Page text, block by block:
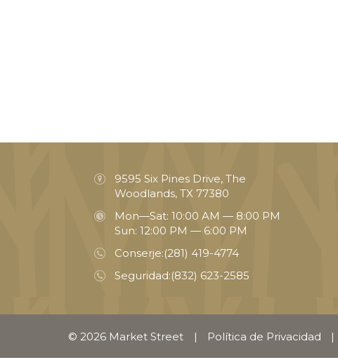
9595 Six Pines Drive, The
Woodlands, TX 77380
Mon—Sat: 10:00 AM — 8:00 PM
Sun: 12:00 PM — 6:00 PM
Conserje:(281) 419-4774
Seguridad:(832) 623-2585
© 2026 Market Street | Política de Privacidad |